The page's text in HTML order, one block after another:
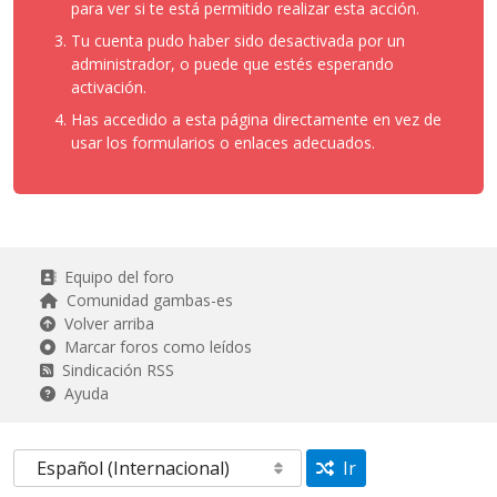
para ver si te está permitido realizar esta acción.
Tu cuenta pudo haber sido desactivada por un
administrador, o puede que estés esperando
activación.
Has accedido a esta página directamente en vez de
usar los formularios o enlaces adecuados.
Equipo del foro
Comunidad gambas-es
Volver arriba
Marcar foros como leídos
Sindicación RSS
Ayuda
Ir